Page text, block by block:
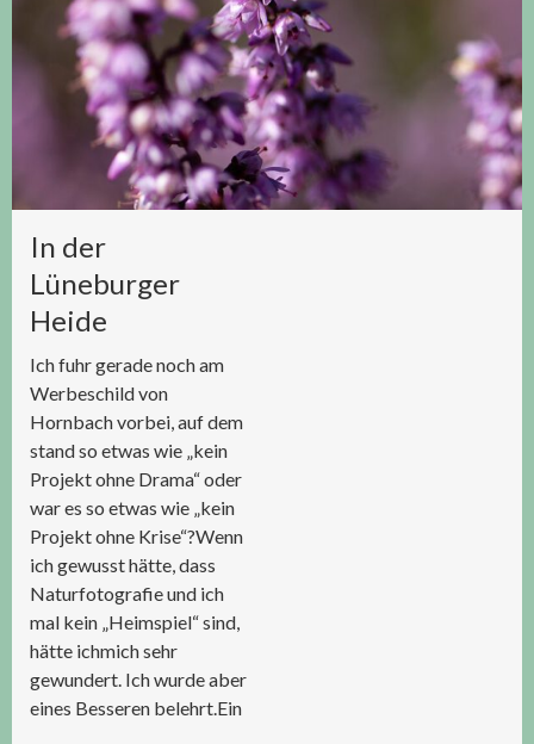
In der
Lüneburger
Heide
Ich fuhr gerade noch am
Werbeschild von
Hornbach vorbei, auf dem
stand so etwas wie „kein
Projekt ohne Drama“ oder
war es so etwas wie „kein
Projekt ohne Krise“?Wenn
ich gewusst hätte, dass
Naturfotografie und ich
mal kein „Heimspiel“ sind,
hätte ichmich sehr
gewundert. Ich wurde aber
eines Besseren belehrt.Ein